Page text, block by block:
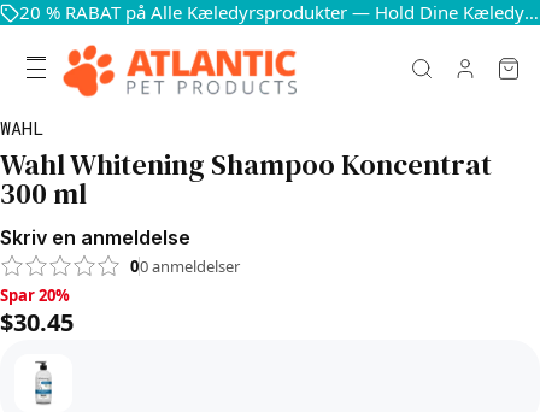
20 % RABAT på Alle Kæledyrsprodukter — Hold Dine Kæledyr Glade og Sunde
WAHL
Wahl Whitening Shampoo Koncentrat
300 ml
Skriv en anmeldelse
00anmeldelser
Spar 20%, $30.45
Spar 20%
$30.45